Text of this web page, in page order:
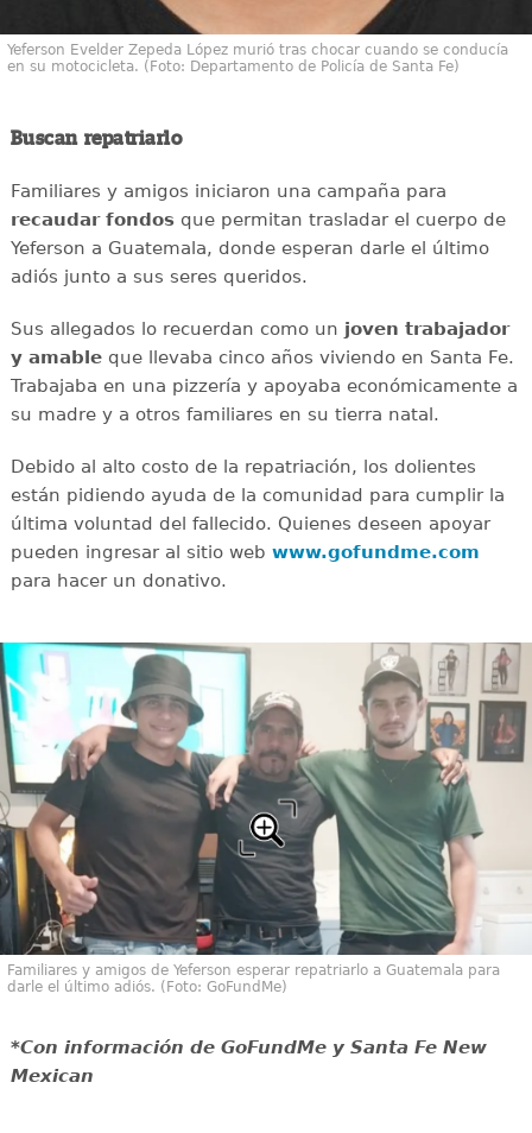
Yeferson Evelder Zepeda López murió tras chocar cuando se conducía
en su motocicleta. (Foto: Departamento de Policía de Santa Fe)
Buscan repatriarlo
Familiares y amigos iniciaron una campaña para
recaudar fondosque permitan trasladar el cuerpo de
Yeferson a Guatemala, donde esperan darle el último
adiós junto a sus seres queridos.
Sus allegados lo recuerdan como un joven trabajador
y amableque llevaba cinco años viviendo en Santa Fe.
Trabajaba en una pizzería y apoyaba económicamente a
su madre y a otros familiares en su tierra natal.
Debido al alto costo de la repatriación, los dolientes
están pidiendo ayuda de la comunidad para cumplir la
última voluntad del fallecido. Quienes deseen apoyar
pueden ingresar al sitio web www.gofundme.com
para hacer un donativo.
Familiares y amigos de Yeferson esperar repatriarlo a Guatemala para
darle el último adiós. (Foto: GoFundMe)
*Con información de GoFundMe y Santa Fe New
Mexican